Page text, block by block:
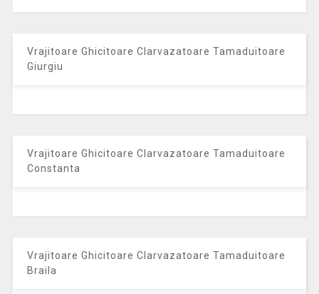
Vrajitoare Ghicitoare Clarvazatoare Tamaduitoare
Giurgiu
Vrajitoare Ghicitoare Clarvazatoare Tamaduitoare
Constanta
Vrajitoare Ghicitoare Clarvazatoare Tamaduitoare
Braila